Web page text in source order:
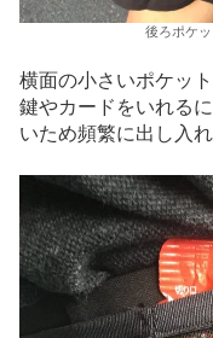
後ろポケ
横面の小さいポケッ
鍵やカードをいれる
いため頻繁に出し入